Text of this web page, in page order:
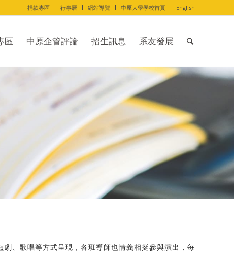
捐款專區 行事曆 網站導覽 中原大學學校首頁 English
區 中原企管評論 招生訊息 系友發展
、歌唱等方式呈現，各班導師也情義相挺參與演出，每